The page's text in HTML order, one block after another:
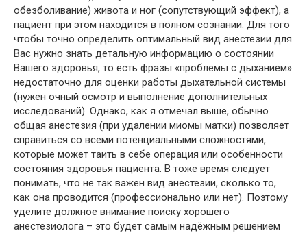
обезболивание) живота и ног (сопутствующий эффект), а
пациент при этом находится в полном сознании. Для того
чтобы точно определить оптимальный вид анестезии для
Вас нужно знать детальную информацию о состоянии
Вашего здоровья, то есть фразы «проблемы с дыханием»
недостаточно для оценки работы дыхательной системы
(нужен очный осмотр и выполнение дополнительных
исследований). Однако, как я отмечал выше, обычно
общая анестезия (при удалении миомы матки) позволяет
справиться со всеми потенциальными сложностями,
которые может таить в себе операция или особенности
состояния здоровья пациента. В тоже время следует
понимать, что не так важен вид анестезии, сколько то,
как она проводится (профессионально или нет). Поэтому
уделите должное внимание поиску хорошего
анестезиолога – это будет самым надёжным решением